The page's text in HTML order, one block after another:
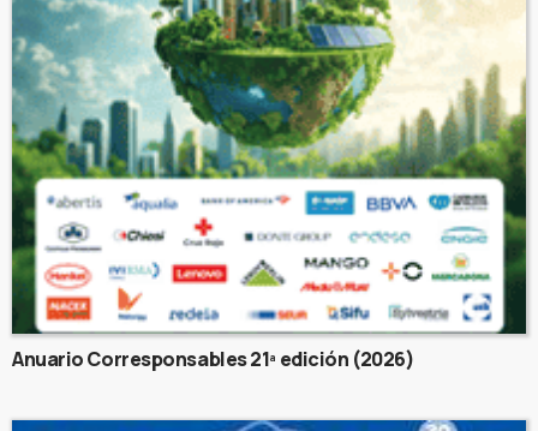
Anuario Corresponsables 21ª edición (2026)